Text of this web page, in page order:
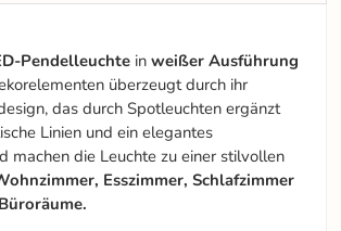
Pendelleuchte inweißer Ausführung
überzeugt durch ihr
das durch Spotleuchten ergänzt
Linien und ein elegantes
machen die Leuchte zu einer stilvollen
Esszimmer, Schlafzimmer